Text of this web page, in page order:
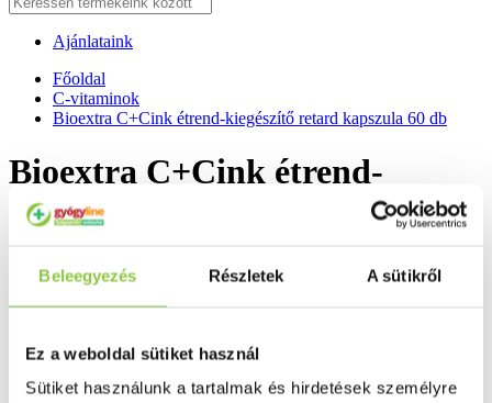
Beleegyezés Részletek A sütikről
Ez a weboldal sütiket használ
Sütiket használunk a tartalmak és hirdetések személyre
Ajánlataink
Főoldal
C-vitaminok
Bioextra C+Cink étrend-kiegészítő retard kapszula 60 db
Bioextra C+Cink étrend-
kiegészítő retard kapszula 60